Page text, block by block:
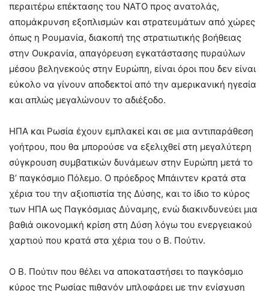
περαιτέρω επέκτασης του ΝΑΤΟ προς ανατολάς,
απομάκρυνση εξοπλισμών και στρατευμάτων από χώρες
όπως η Ρουμανία, διακοπή της στρατιωτικής βοήθειας
στην Ουκρανία, απαγόρευση εγκατάστασης πυραύλων
μέσου βεληνεκούς στην Ευρώπη, είναι όροι που δεν είναι
εύκολο να γίνουν αποδεκτοί από την αμερικανική ηγεσία
και απλώς μεγαλώνουν το αδιέξοδο.
ΗΠΑ και Ρωσία έχουν εμπλακεί και σε μια αντιπαράθεση
γοήτρου, που θα μπορούσε να εξελιχθεί στη μεγαλύτερη
σύγκρουση συμβατικών δυνάμεων στην Ευρώπη μετά το
Β’ παγκόσμιο Πόλεμο. Ο πρόεδρος Μπάιντεν κρατά στα
χέρια του την αξιοπιστία της Δύσης, και το ίδιο το κύρος
των ΗΠΑ ως Παγκόσμιας Δύναμης, ενώ διακινδυνεύει μια
βαθιά οικονομική κρίση στη Δύση λόγω του ενεργειακού
χαρτιού που κρατά στα χέρια του ο Β. Πούτιν.
Ο Β. Πούτιν που θέλει να αποκαταστήσει το παγκόσμιο
κύρος της Ρωσίας πιθανόν μπλοφάρει με την ενίσχυση